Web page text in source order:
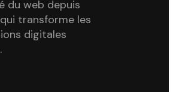
du web depuis
transforme les
digitales